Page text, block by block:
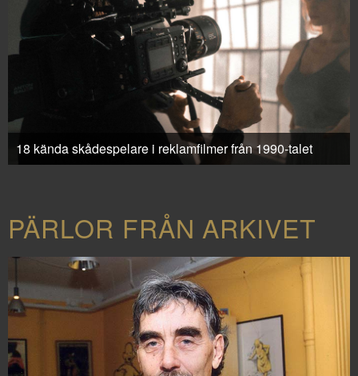
18 kända skådespelare i reklamfilmer från 1990-talet
PÄRLOR FRÅN ARKIVET